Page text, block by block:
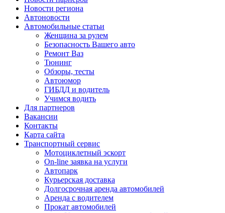
Новости региона
Автоновости
Автомобильные статьи
Женщина за рулем
Безопасность Вашего авто
Ремонт Ваз
Тюнинг
Обзоры, тесты
Автоюмор
ГИБДД и водитель
Учимся водить
Для партнеров
Вакансии
Контакты
Карта сайта
Транспортный сервис
Мотоциклетный эскорт
On-line заявка на услуги
Автопарк
Курьерская доставка
Долгосрочная аренда автомобилей
Аренда с водителем
Прокат автомобилей